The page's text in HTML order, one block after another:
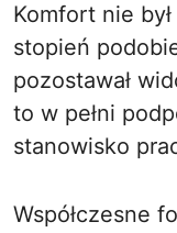
Komfort nie
stopień
pozostawał
to w pełni
stanowisko
Współczesne